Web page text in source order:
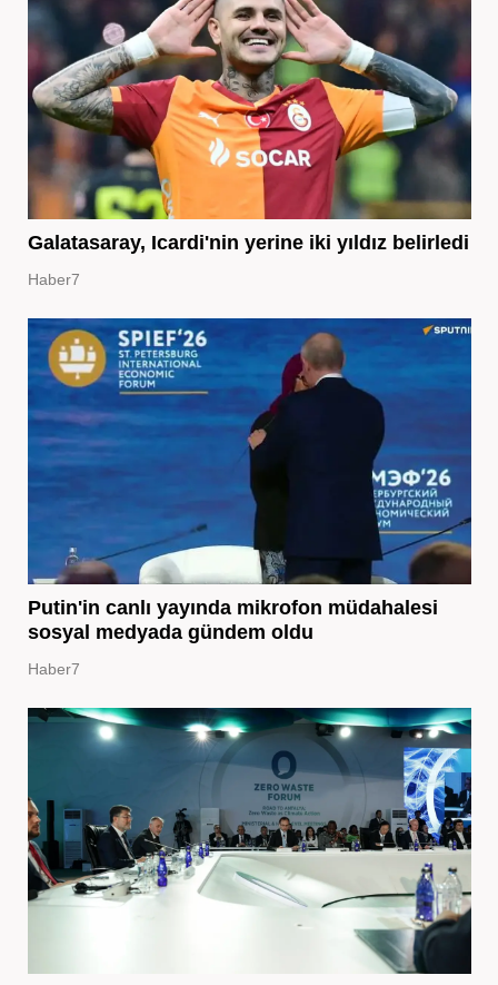
Galatasaray, Icardi'nin yerine iki yıldız belirledi
Haber7
Putin'in canlı yayında mikrofon müdahalesi
sosyal medyada gündem oldu
Haber7